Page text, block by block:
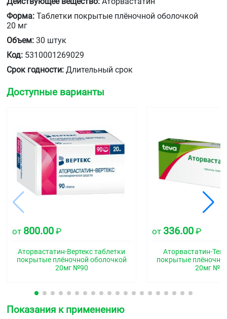
Форма: Таблетки покрытые плёночной оболочкой
20 мг
Объем: 30 штук
Код: 5310001269029
Срок годности: Длительный срок
Доступные варианты
от 800.00 ₽
Аторвастатин-Вертекс таблетки
покрытые плёночной оболочкой
20мг №90
от 336.00 ₽
Аторвастатин-
покрытые
20мг
Показания к применению